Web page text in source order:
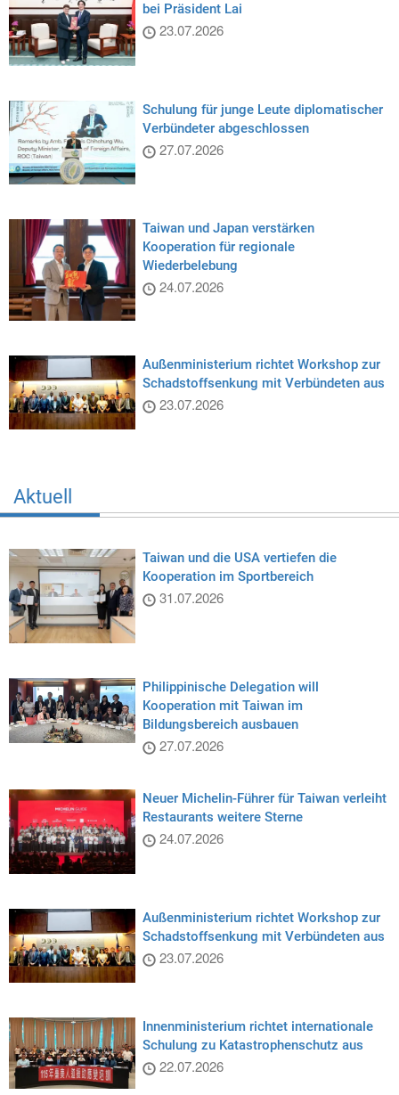
bei Präsident Lai
23.07.2026
Schulung für junge Leute diplomatischer
Verbündeter abgeschlossen
27.07.2026
Taiwan und Japan verstärken
Kooperation für regionale
Wiederbelebung
24.07.2026
Außenministerium richtet Workshop zur
Schadstoffsenkung mit Verbündeten aus
23.07.2026
Aktuell
Taiwan und die USA vertiefen die
Kooperation im Sportbereich
31.07.2026
Philippinische Delegation will
Kooperation mit Taiwan im
Bildungsbereich ausbauen
27.07.2026
Neuer Michelin-Führer für Taiwan verleiht
Restaurants weitere Sterne
24.07.2026
Außenministerium richtet Workshop zur
Schadstoffsenkung mit Verbündeten aus
23.07.2026
Innenministerium richtet internationale
Schulung zu Katastrophenschutz aus
22.07.2026